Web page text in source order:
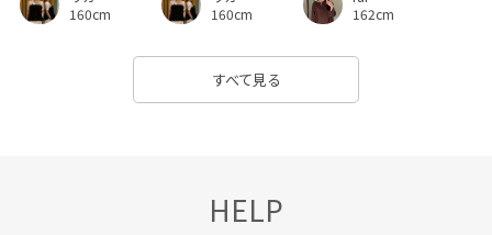
160cm
160cm
162cm
すべて見る
HELP